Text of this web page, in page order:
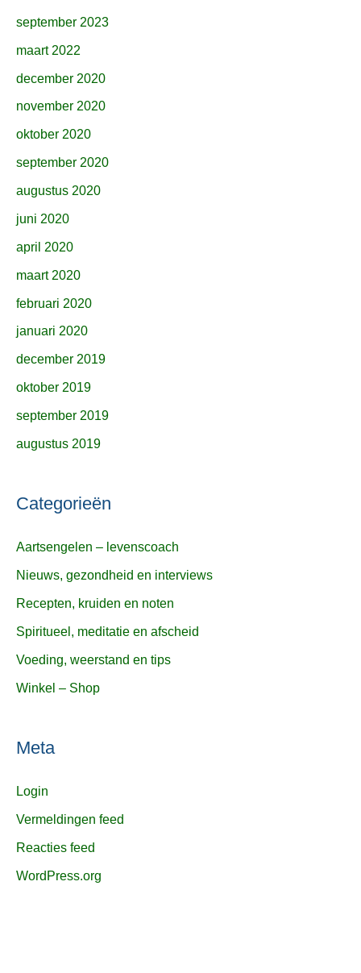
september 2023
maart 2022
december 2020
november 2020
oktober 2020
september 2020
augustus 2020
juni 2020
april 2020
maart 2020
februari 2020
januari 2020
december 2019
oktober 2019
september 2019
augustus 2019
Categorieën
Aartsengelen – levenscoach
Nieuws, gezondheid en interviews
Recepten, kruiden en noten
Spiritueel, meditatie en afscheid
Voeding, weerstand en tips
Winkel – Shop
Meta
Login
Vermeldingen feed
Reacties feed
WordPress.org